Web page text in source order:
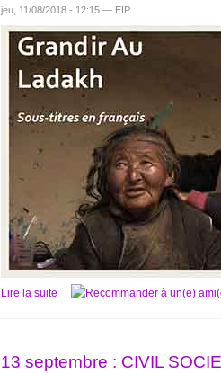
jeu, 11/08/2018 - 12:15 — EIP
Lire la suite
13 septembre : CIVIL